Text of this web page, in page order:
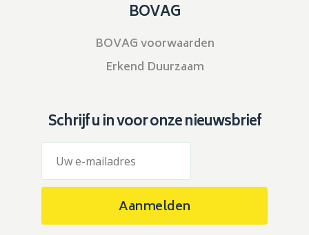
BOVAG
BOVAG voorwaarden
Erkend Duurzaam
Schrijf u in voor onze nieuwsbrief
Aanmelden